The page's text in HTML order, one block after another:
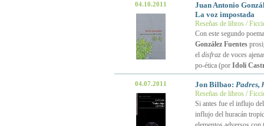
04.10.2011
Juan Antonio
La voz impostada
Reseñas de libros /
Con este segundo
González Fuentes
el disfrazde voces
po-ética (por Idoli
04.07.2011 Jon Bilbao: Padres,
Reseñas de libros /
Si antes fue el influjo
influjo del huracán